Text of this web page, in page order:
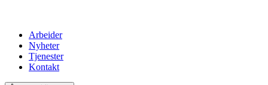
Arbeider
Nyheter
Tjenester
Kontakt